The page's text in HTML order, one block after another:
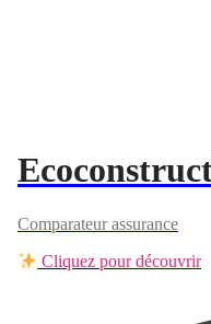
Comparateur assurance
Cliquez pour découvrir